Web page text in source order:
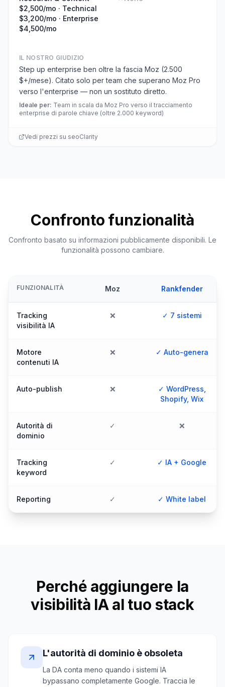
$2,500/mo · Technical
$3,200/mo · Enterprise
$4,500/mo
IL NOSTRO GIUDIZIO
Step up enterprise ben oltre la fascia Moz (2.500
$+/mese). Citato solo per team che superano Moz Pro
verso l'enterprise — non un sostituto diretto.
Ideale per: Team in scala da Moz Pro verso il tracciamento
enterprise di parole chiave (oltre 2.000 keyword)
Vedi prezzi su seoClarity
Confronto funzionalità
Confronto basato su informazioni pubblicamente disponibili. Le
funzionalità possono cambiare.
FUNZIONALITÀ Moz Rankfender
Tracking
visibilità IA
❌ ✓ 7 sistemi
Motore
contenuti IA
❌ ✓ Auto-genera
Auto-publish ❌
✓ WordPress,
Shopify, Wix
Autorità di
dominio
✓ ❌
Tracking
keyword
✓ ✓ IA + Google
Reporting ✓ ✓ White label
Perché aggiungere la
visibilità IA al tuo stack
L'autorità di dominio è obsoleta
La DA conta meno quando i sistemi IA
bypassano completamente Google. Traccia le